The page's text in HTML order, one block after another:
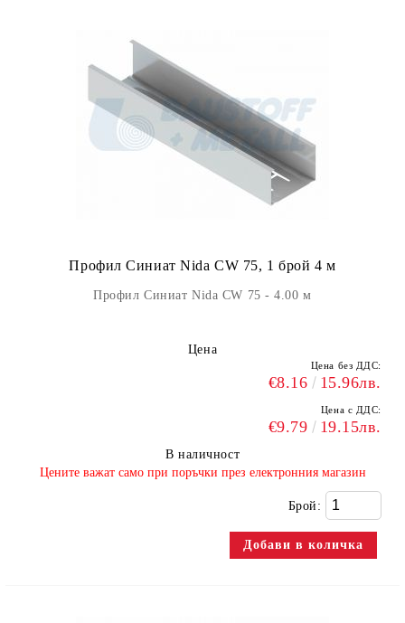
Профил Синиат Nida CW 75, 1 брой 4 м
Профил Синиат Nida CW 75 - 4.00 м
Цена
Цена без ДДС:
€8.16 15.96лв.
Цена с ДДС:
€9.79 19.15лв.
В наличност
​Цените важат само при поръчки през електронния магазин
Брой: